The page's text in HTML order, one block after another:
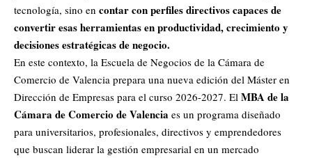
tecnología, sino en contar con perfiles directivos capaces de
convertir esas herramientas en productividad, crecimiento y
decisiones estratégicas de negocio.
En este contexto, la Escuela de Negocios de la Cámara de
Comercio de Valencia prepara una nueva edición del Máster en
Dirección de Empresas para el curso 2026-2027. El MBA de la
Cámara de Comercio de Valencia es un programa diseñado
para universitarios, profesionales, directivos y emprendedores
que buscan liderar la gestión empresarial en un mercado